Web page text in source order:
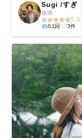
Sugi /すぎ
静岡
5.0
51回 3件